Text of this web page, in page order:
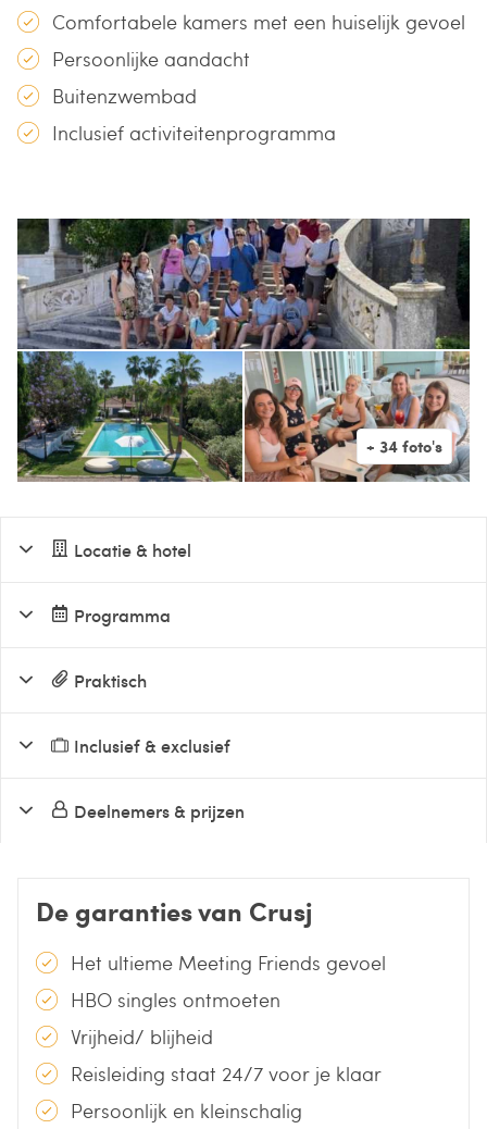
Comfortabele kamers met een huiselijk gevoel
Persoonlijke aandacht
Buitenzwembad
Inclusief activiteitenprogramma
Locatie & hotel
Programma
Praktisch
Inclusief & exclusief
Deelnemers & prijzen
De garanties van Crusj
Het ultieme Meeting Friends gevoel
HBO singles ontmoeten
Vrijheid/ blijheid
Reisleiding staat 24/7 voor je klaar
Persoonlijk en kleinschalig